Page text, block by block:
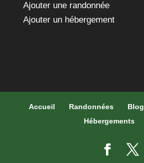
Ajouter une randonnée
Ajouter un hébergement
Accueil Randonnées Blog
Hébergements